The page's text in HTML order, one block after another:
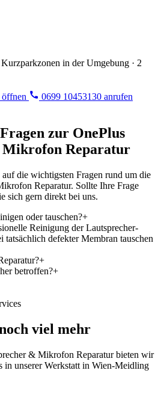
Kurzparkzonen in der Umgebung · 2
0699 10453130 anrufen
zur OnePlus
Reparatur
die wichtigsten Fragen rund um die
Reparatur. Sollte Ihre Frage
sich gern direkt bei uns.
oder tauschen?+
Reinigung der Lautsprecher-
tatsächlich defekter Membran tauschen
+
betroffen?+
viel mehr
& Mikrofon Reparatur bieten wir
in unserer Werkstatt in Wien-Meidling